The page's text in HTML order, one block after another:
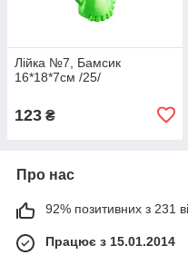
Лійка №7, Бамсик
16*18*7см /25/
123 ₴
Про нас
92% позитивних з 231
Працює з 15.01.2014